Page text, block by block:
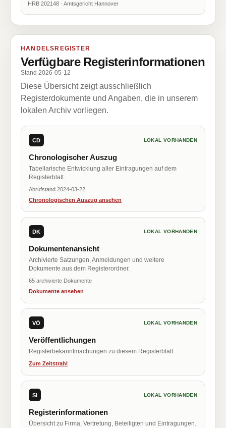
HRB 202148 · Amtsgericht Hannover
HANDELSREGISTER
Verfügbare Registerinformationen
Stand 2026-05-12
Diese Übersicht zeigt ausschließlich
Registerdokumente und Angaben, die in unserem
lokalen Archiv vorliegen.
CD LOKAL VORHANDEN
Chronologischer Auszug
Tabellarische Entwicklung aller Eintragungen auf dem
Registerblatt.
Abrufstand 2024-03-22
Chronologischen Auszug ansehen
DK LOKAL VORHANDEN
Dokumentenansicht
Archivierte Satzungen, Anmeldungen und weitere
Dokumente aus dem Registerordner.
65 archivierte Dokumente
Dokumente ansehen
VÖ LOKAL VORHANDEN
Veröffentlichungen
Registerbekanntmachungen zu diesem Registerblatt.
Zum Zeitstrahl
SI LOKAL VORHANDEN
Registerinformationen
Übersicht zu Firma, Vertretung, Beteiligten und Eintragungen.